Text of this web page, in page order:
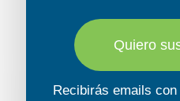
Quiero
Recibirás emails